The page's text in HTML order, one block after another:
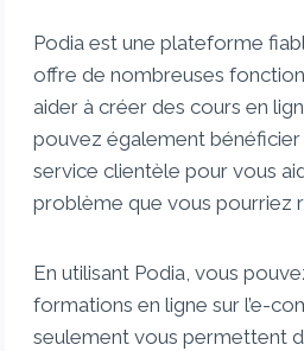
Podia est une plateforme
offre de nombreuses
aider à créer des cours en
pouvez également
service clientèle pour vous
problème que vous pourriez
En utilisant Podia, vous
formations en ligne sur l’e-
seulement vous permettent